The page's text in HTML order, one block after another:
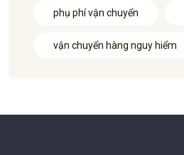
phụ phí vận chuyển
vận chuyển hàng nguy hiểm